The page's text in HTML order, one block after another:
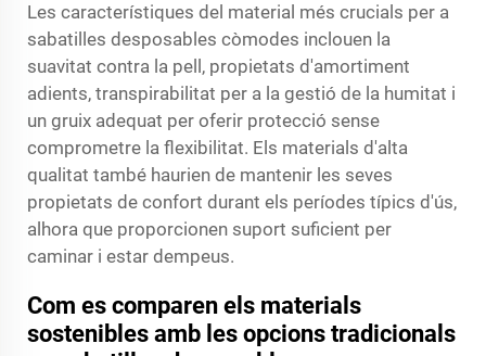
Les característiques del material més crucials per a
sabatilles desposables còmodes inclouen la
suavitat contra la pell, propietats d'amortiment
adients, transpirabilitat per a la gestió de la humitat i
un gruix adequat per oferir protecció sense
comprometre la flexibilitat. Els materials d'alta
qualitat també haurien de mantenir les seves
propietats de confort durant els períodes típics d'ús,
alhora que proporcionen suport suficient per
caminar i estar dempeus.
Com es comparen els materials
sostenibles amb les opcions tradicionals